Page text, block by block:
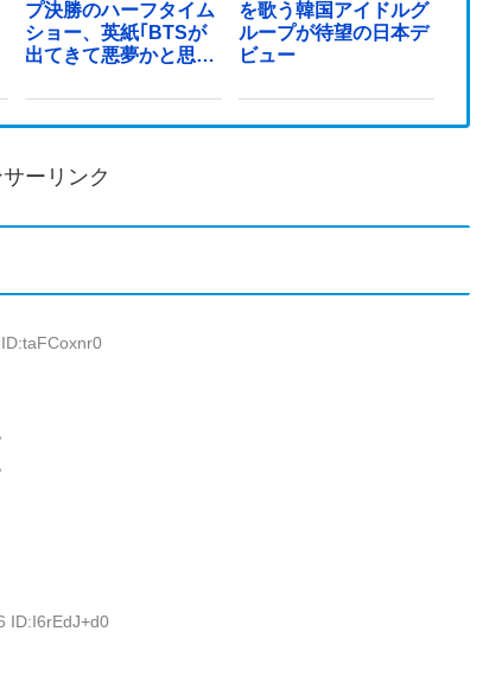
プ決勝のハーフタイム
ショー、英紙｢BTSが
出てきて悪夢かと思っ
を歌う韓国アイドルグ
ループが待望の日本デ
ビュー
ーリンク
ID:I6rEdJ+d0